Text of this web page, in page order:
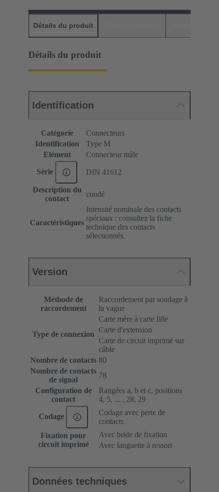
Détails du produit
Détails du produit
Identification
Catégorie
Connecteurs
Identification
Type M
Elément
Connecteur mâle
Série DIN 41612
Description du
contact
coudé
Caractéristiques
Intensité nominale des contacts
spéciaux : consultez la fiche
technique des contacts
sélectionnés.
Version
Méthode de
raccordement
Raccordement par soudage à
la vague
Type de connexion
Carte mère à carte fille
Carte d'extension
Carte de circuit imprimé sur
câble
Nombre de contacts 80
Nombre de contacts
de signal
78
Configuration de
contact
Rangées a, b et c, positions
4, 5, ... , 28, 29
Codage
Codage avec perte de
contacts
Fixation pour
circuit imprimé
Avec bride de fixation
Avec languette à ressort
Données techniques